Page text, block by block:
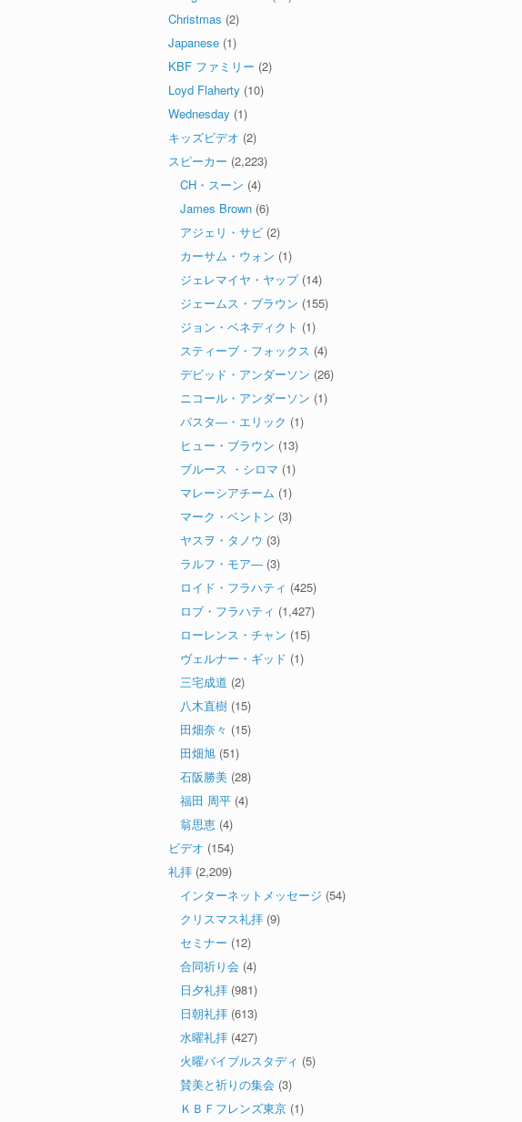
Christmas (2)
Japanese (1)
KBF ファミリー (2)
Loyd Flaherty (10)
Wednesday (1)
キッズビデオ (2)
スピーカー (2,223)
CH・スーン (4)
James Brown (6)
アジェリ・サビ (2)
カーサム・ウォン (1)
ジェレマイヤ・ヤップ(14)
ジェームス・ブラウン (155)
ジョン・ベネディクト (1)
スティーブ・フォックス (4)
デビッド・アンダーソン (26)
ニコール・アンダーソン (1)
パスタ―・エリック (1)
ヒュー・ブラウン (13)
ブルース ・シロマ (1)
マレーシアチーム (1)
マーク・ベントン (3)
ヤスヲ・タノウ (3)
ラルフ・モア― (3)
ロイド・フラハティ (425)
ロブ・フラハティ (1,427)
ローレンス・チャン (15)
ヴェルナー・ギッド (1)
三宅成道 (2)
八木直樹 (15)
田畑奈々 (15)
田畑旭 (51)
石阪勝美 (28)
福田 周平 (4)
翁思恵 (4)
ビデオ (154)
礼拝 (2,209)
インターネットメッセージ (54)
クリスマス礼拝 (9)
セミナー (12)
合同祈り会 (4)
日夕礼拝 (981)
日朝礼拝 (613)
水曜礼拝 (427)
火曜バイブルスタディ (5)
賛美と祈りの集会 (3)
ＫＢＦフレンズ東京 (1)